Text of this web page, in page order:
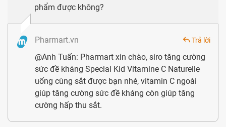
Thành phần chính của Special Kid Vitamine C Naturelle
Ưu điểm nổi bật của Special Kid Vitamine C
Naturelle
phẩm được không?
Pharmart.vn Trả lời
@Anh Tuấn: Pharmart xin chào, siro tăng cường
sức đề kháng Special Kid Vitamine C Naturelle
uống cùng sắt được bạn nhé, vitamin C ngoài
giúp tăng cường sức đề kháng còn giúp tăng
cường hấp thu sắt.